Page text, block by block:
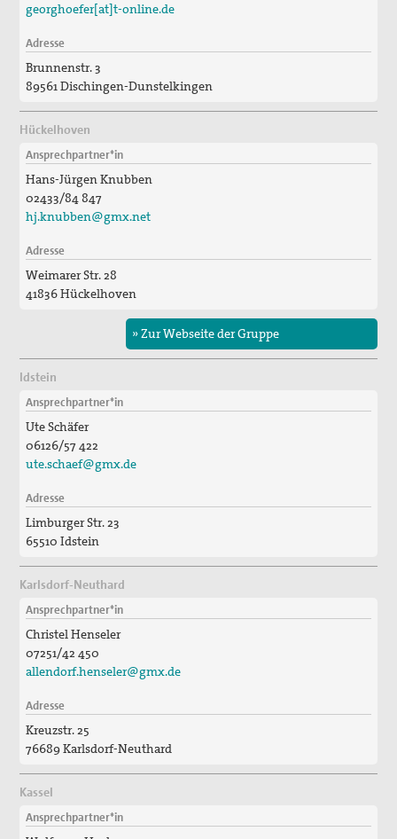
georghoefer[at]t-online.de
Adresse
Brunnenstr. 3
89561 Dischingen-Dunstelkingen
Hückelhoven
Ansprechpartner*in
Hans-Jürgen Knubben
02433/84 847
hj.knubben@gmx.net
Adresse
Weimarer Str. 28
41836 Hückelhoven
» Zur Webseite der Gruppe
Idstein
Ansprechpartner*in
Ute Schäfer
06126/57 422
ute.schaef@gmx.de
Adresse
Limburger Str. 23
65510 Idstein
Karlsdorf-Neuthard
Ansprechpartner*in
Christel Henseler
07251/42 450
allendorf.henseler@gmx.de
Adresse
Kreuzstr. 25
76689 Karlsdorf-Neuthard
Kassel
Ansprechpartner*in